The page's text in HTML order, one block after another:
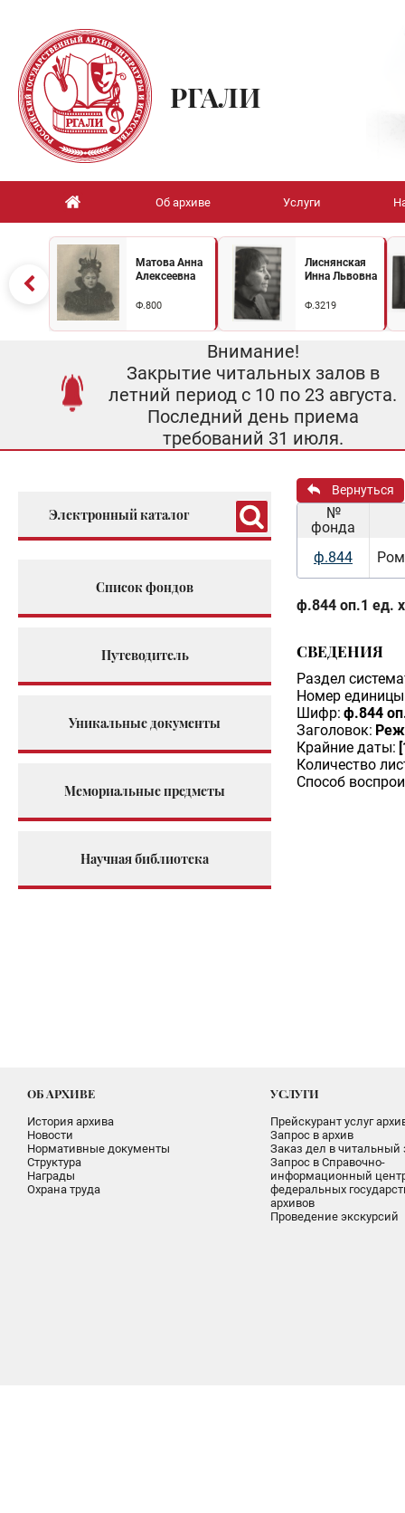
РГАЛИ
Об архиве Услуги
Матова Анна
Алексеевна
Ф.800
Лиснянская
Инна Львовна
Ф.3219
Внимание!
Закрытие читальных залов в
летний период с 10 по 23 августа.
Последний день приема
требований 31 июля.
Электронный каталог
Список фондов
Путеводитель
Уникальные документы
Мемориальные предметы
Научная библиотека
Вернуться
№
фонда
ф.844
ф.844 оп.1 ед.
СВЕДЕНИЯ
Раздел
Номер единицы
Шифр: ф.844
Заголовок:
Крайние даты:
Количество
Способ
ОБ АРХИВЕ
История архива
Новости
Нормативные документы
Структура
Награды
Охрана труда
УСЛУГИ
Прейскурант услуг
Запрос в архив
Заказ дел в читальный
Запрос в Справочно-
информационный
федеральных
архивов
Проведение экскурсий